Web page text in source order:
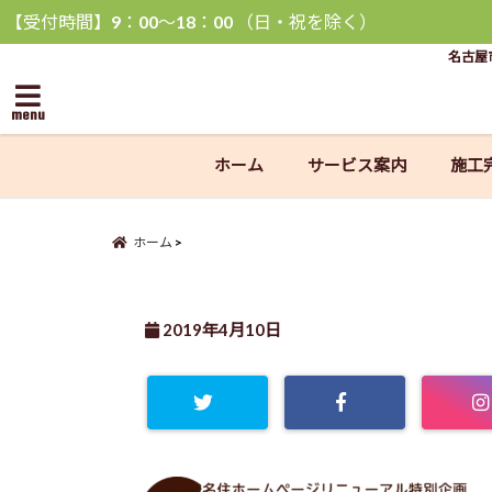
【受付時間】9：00〜18：00 （日・祝を除く）
名古屋
menu
ホーム サービス案内 施工
ホーム
2019年4月10日